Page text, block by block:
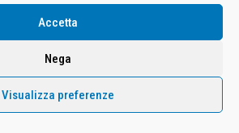
Accetta
Nega
Visualizza preferenze